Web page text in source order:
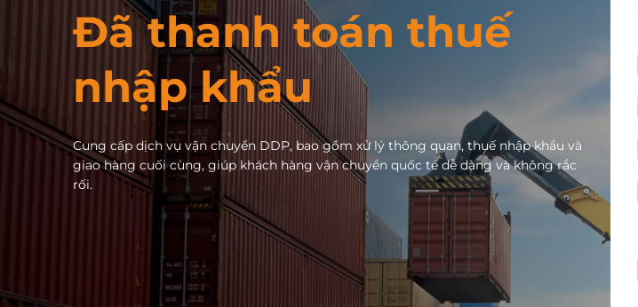
Đã thanh toán thuế
nhập khẩu
Cung cấp dịch vụ vận chuyển DDP, bao gồm xử lý thông quan, thuế nhập khẩu và
giao hàng cuối cùng, giúp khách hàng vận chuyển quốc tế dễ dàng và không rắc
rối.